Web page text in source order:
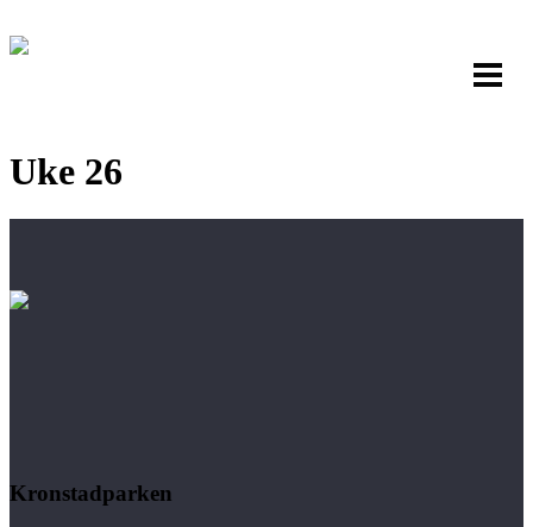
Uke 26
Kronstadparken